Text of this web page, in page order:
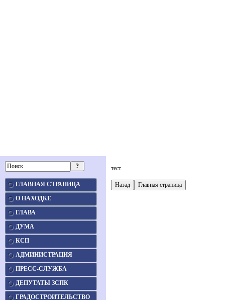
ГЛАВНАЯ СТРАНИЦА
О НАХОДКЕ
ГЛАВА
ДУМА
КСП
АДМИНИСТРАЦИЯ
ПРЕСС-СЛУЖБА
ДЕПУТАТЫ ЗСПК
ГРАДОСТРОИТЕЛЬСТВО
тест